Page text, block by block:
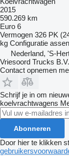
2015
590.269 km
Euro 6
Vermogen 326 PK
kg Configuratie assen
Nederland, 'S-
Vriesoord Trucks B.V.
Contact opnemen
Schrijf je in om
koelvrachtwagens
Abonneren
Door hier te klikken